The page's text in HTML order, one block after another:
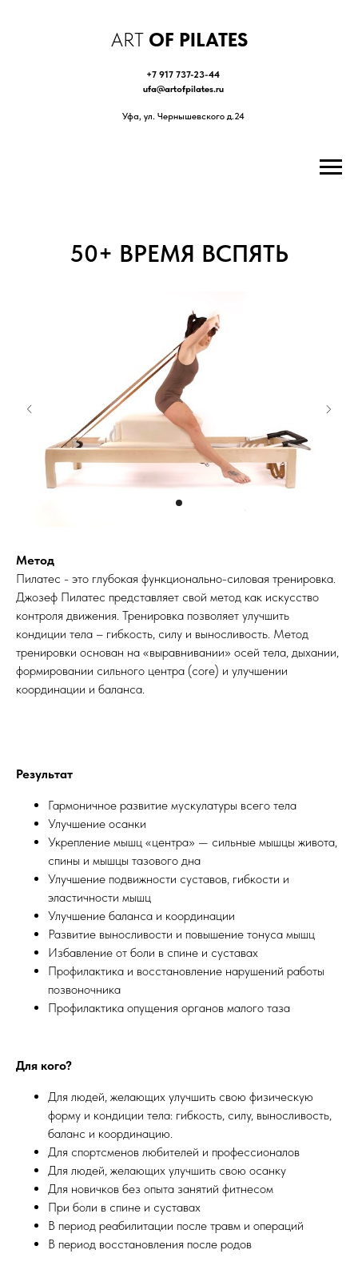
ART OF PILATES
+7 917 737-23-44
ufa@artofpilates.ru
Уфа, ул. Чернышевского д.24
50+ ВРЕМЯ ВСПЯТЬ
Метод
Пилатес - это глубокая функционально-силовая тренировка.
Джозеф Пилатес представляет свой метод как искусство
контроля движения. Тренировка позволяет улучшить
кондиции тела – гибкость, силу и выносливость. Метод
тренировки основан на «выравнивании» осей тела, дыхании,
формировании сильного центра (core) и улучшении
координации и баланса.
Результат
Гармоничное развитие мускулатуры всего тела
Улучшение осанки
Укрепление мышц «центра» — сильные мышцы живота,
спины и мышцы тазового дна
Улучшение подвижности суставов, гибкости и
эластичности мышц
Улучшение баланса и координации
Развитие выносливости и повышение тонуса мышц
Избавление от боли в спине и суставах
Профилактика и восстановление нарушений работы
позвоночника
Профилактика опущения органов малого таза
Для кого?
Для людей, желающих улучшить свою физическую
форму и кондиции тела: гибкость, силу, выносливость,
баланс и координацию.
Для спортсменов любителей и профессионалов
Для людей, желающих улучшить свою осанку
Для новичков без опыта занятий фитнесом
При боли в спине и суставах
В период реабилитации после травм и операций
В период восстановления после родов